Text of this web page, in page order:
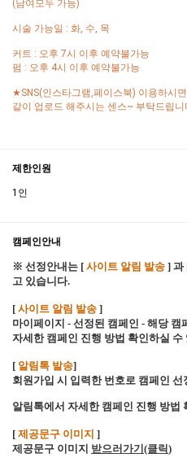
(남여모두 가능)
시술 가능일 : 화, 수, 목
커트 : 오후 7시 이후 예약불가능
펌 : 오후 4시 이후 예약불가능
★SNS(인스타그램,페이스북) 이용하시면
같이 업로드 해주시는 센스~ 부탁드립니
제한인원
1인
캠페인안내
※ 선정안내는 [ 사이트 알림 발송 ] 과
고 있습니다.
[ 사이트 알림 발송 ]
마이페이지 - 선정된 캠페인 - 해당
자세한 캠페인 진행 방법 확인하실 수
[ 알림톡 발송]
회원가입 시 입력한 번호로 캠페인
알림톡에서 자세한 캠페인 진행 방법
[ 제공문구 이미지 ]
제공문구 이미지 받으러가기(클릭 )